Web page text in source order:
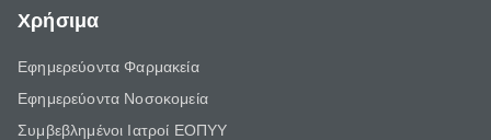
Χρήσιμα
Εφημερεύοντα Φαρμακεία
Εφημερεύοντα Νοσοκομεία
Συμβεβλημένοι Ιατροί ΕΟΠΥΥ